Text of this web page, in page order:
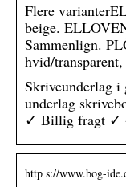
Flere
beige.
Sammenlign.
hvid/
Skriveunderlag
underlag
✓ Billig fragt ✓
http s://www.bog-